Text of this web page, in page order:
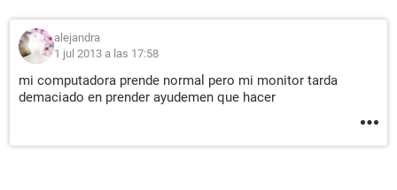
alejandra
1 jul 2013 a las 17:58
mi computadora prende normal pero mi monitor tarda
demaciado en prender ayudemen que hacer